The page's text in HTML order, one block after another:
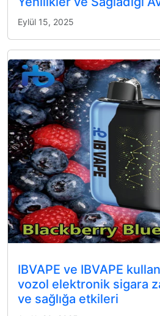
Eylül 15, 2025
IBVAPE ve IBVAPE
vozol elektronik sigara
ve sağlığa etkileri